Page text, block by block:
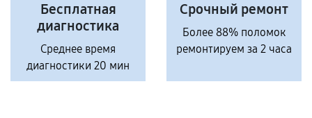
Бесплатная
диагностика
Среднее время
диагностики 20 мин
Срочный ремонт
Более 88% поломок
ремонтируем за 2 часа